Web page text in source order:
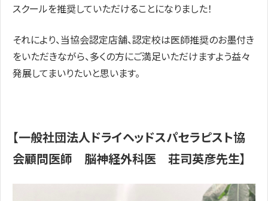
スクールを推奨していただけることになりました！
それにより、当協会認定店舗、認定校は医師推奨のお墨付き
をいただきながら、多くの方にご満足いただけますよう益々
発展してまいりたいと思います。
【一般社団法人ドライヘッドスパセラピスト協
会顧問医師 脳神経外科医 荘司英彦先生】